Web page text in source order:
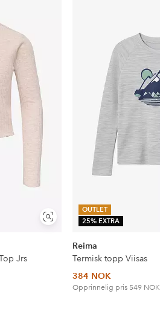
Vis
lignende
Jrs
OUTLET
25% EXTRA
Reima
Termisk topp Viisas
384 NOK
Opprinnelig pris 549 NOK